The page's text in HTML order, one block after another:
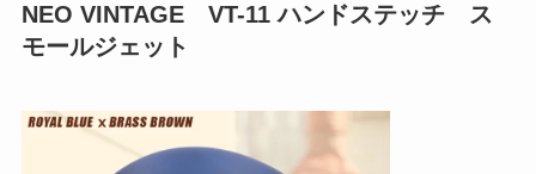
NEO VINTAGE VT-11 ハンドステッチ ス
モールジェット